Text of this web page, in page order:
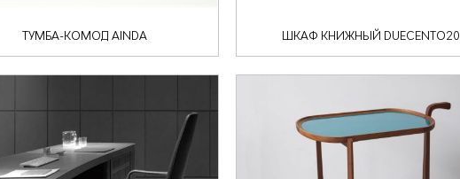
ТУМБА-КОМОД AINDA ШКАФ КНИЖНЫЙ DUECENTO20